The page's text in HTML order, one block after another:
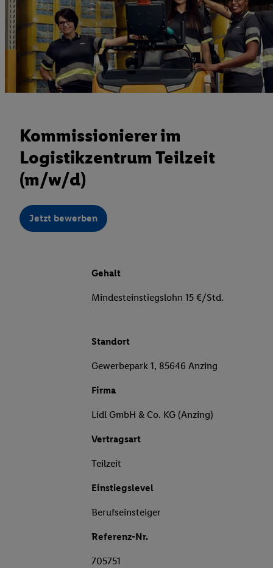
Kommissionierer im
Logistikzentrum Teilzeit
(m/w/d)
Jetzt bewerben
Gehalt
Mindesteinstiegslohn 15 €/Std.
Standort
Gewerbepark 1, 85646 Anzing
Firma
Lidl GmbH & Co. KG (Anzing)
Vertragsart
Teilzeit
Einstiegslevel
Berufseinsteiger
Referenz-Nr.
705751